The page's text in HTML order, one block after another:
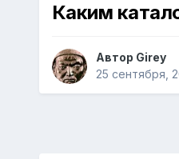
Каким
Автор Girey
25 сентября,